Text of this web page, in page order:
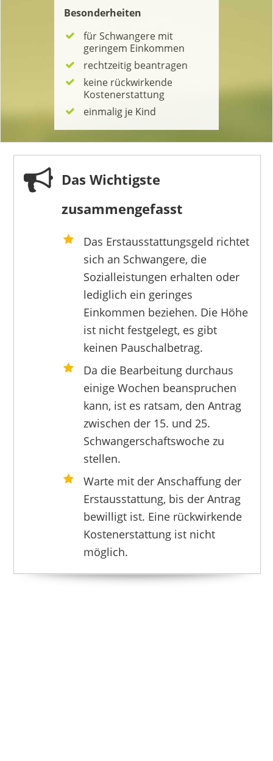
Besonderheiten
für Schwangere mit
geringem Einkommen
rechtzeitig beantragen
keine rückwirkende
Kostenerstattung
einmalig je Kind
Das Wichtigste
zusammengefasst
Das Erstausstattungsgeld richtet
sich an Schwangere, die
Sozialleistungen erhalten oder
lediglich ein geringes
Einkommen beziehen. Die Höhe
ist nicht festgelegt, es gibt
keinen Pauschalbetrag.
Da die Bearbeitung durchaus
einige Wochen beanspruchen
kann, ist es ratsam, den Antrag
zwischen der 15. und 25.
Schwangerschaftswoche zu
stellen.
Warte mit der Anschaffung der
Erstausstattung, bis der Antrag
bewilligt ist. Eine rückwirkende
Kostenerstattung ist nicht
möglich.